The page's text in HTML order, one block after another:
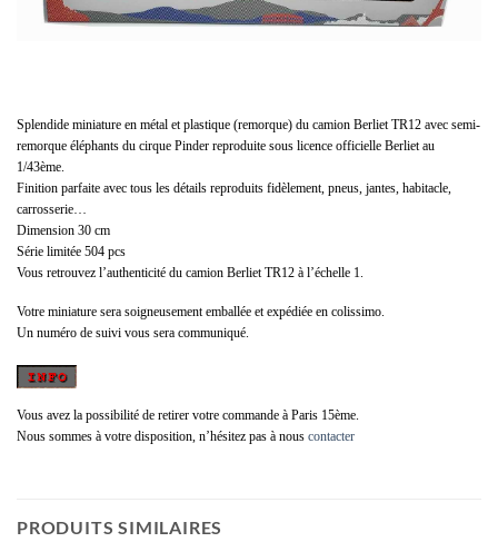
Splendide miniature en métal et plastique (remorque) du camion Berliet TR12 avec semi-
remorque éléphants du cirque Pinder reproduite sous licence officielle Berliet au
1/43ème.
Finition parfaite avec tous les détails reproduits fidèlement, pneus, jantes, habitacle,
carrosserie…
Dimension 30 cm
Série limitée 504 pcs
Vous retrouvez l’authenticité du camion Berliet TR12 à l’échelle 1.
Votre miniature sera soigneusement emballée et expédiée en colissimo.
Un numéro de suivi vous sera communiqué.
Vous avez la possibilité de retirer votre commande à Paris 15ème.
Nous sommes à votre disposition, n’hésitez pas à nous contacter
PRODUITS SIMILAIRES